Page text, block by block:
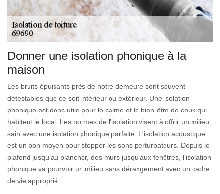
Donner une isolation phonique à la
maison
Les bruits épuisants près de notre demeure sont souvent
détestables que ce soit intérieur ou extérieur. Une isolation
phonique est donc utile pour le calme et le bien-être de ceux qui
habitent le local. Les normes de l’isolation visent à offrir un milieu
sain avec une isolation phonique parfaite. L'isolation acoustique
est un bon moyen pour stopper les sons perturbateurs. Depuis le
plafond jusqu’au plancher, des murs jusqu’aux fenêtres, l’isolation
phonique va pourvoir un milieu sans dérangement avec un cadre
de vie approprié.